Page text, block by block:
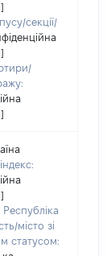
секції/
місто зі
статусом: